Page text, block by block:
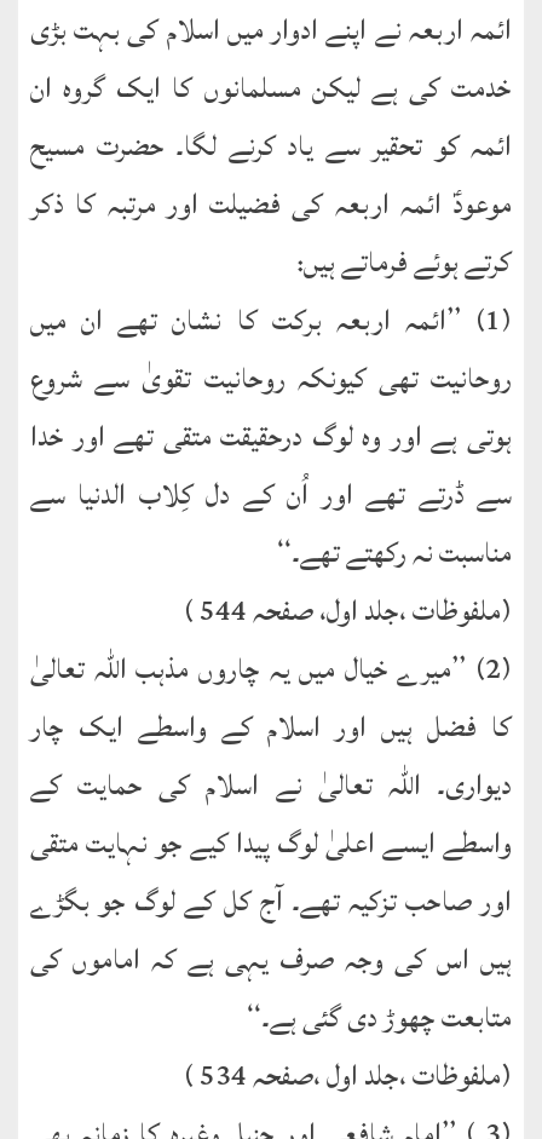
ائمہ اربعہ نے اپنے ادوار میں اسلام کی بہت بڑی
خدمت کی ہے لیکن مسلمانوں کا ایک گروہ ان
ائمہ کو تحقیر سے یاد کرنے لگا۔ حضرت مسیح
موعودؑ ائمہ اربعہ کی فضیلت اور مرتبہ کا ذکر
کرتے ہوئے فرماتے ہیں:
(1) ’’ائمہ اربعہ برکت کا نشان تھے ان میں
روحانیت تھی کیونکہ روحانیت تقویٰ سے شروع
ہوتی ہے اور وہ لوگ درحقیقت متقی تھے اور خدا
سے ڈرتے تھے اور اُن کے دل کِلاب الدنیا سے
مناسبت نہ رکھتے تھے۔‘‘
(ملفوظات ،جلد اول، صفحہ 544 )
(2) ’’میرے خیال میں یہ چاروں مذہب اللہ تعالیٰ
کا فضل ہیں اور اسلام کے واسطے ایک چار
دیواری۔ اللہ تعالیٰ نے اسلام کی حمایت کے
واسطے ایسے اعلیٰ لوگ پیدا کیے جو نہایت متقی
اور صاحب تزکیہ تھے۔ آج کل کے لوگ جو بگڑے
ہیں اس کی وجہ صرف یہی ہے کہ اماموں کی
متابعت چھوڑ دی گئی ہے۔‘‘
(ملفوظات ،جلد اول ،صفحہ 534 )